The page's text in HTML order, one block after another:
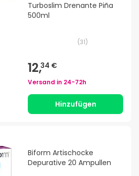
Turboslim Drenante Piña
500ml
(31)
12,34 €
Versand in 24-72h
Hinzufügen
Biform Artischocke
Depurative 20 Ampullen